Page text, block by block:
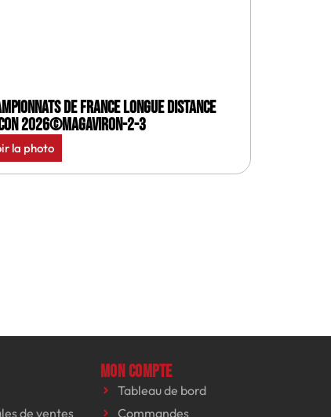
de France longue distance
2026©MagAviron-2-3
la photo
de ventes
Mon compte
Tableau de bord
Commandes